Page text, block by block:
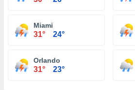
Miami
31° 24°
Orlando
31° 23°